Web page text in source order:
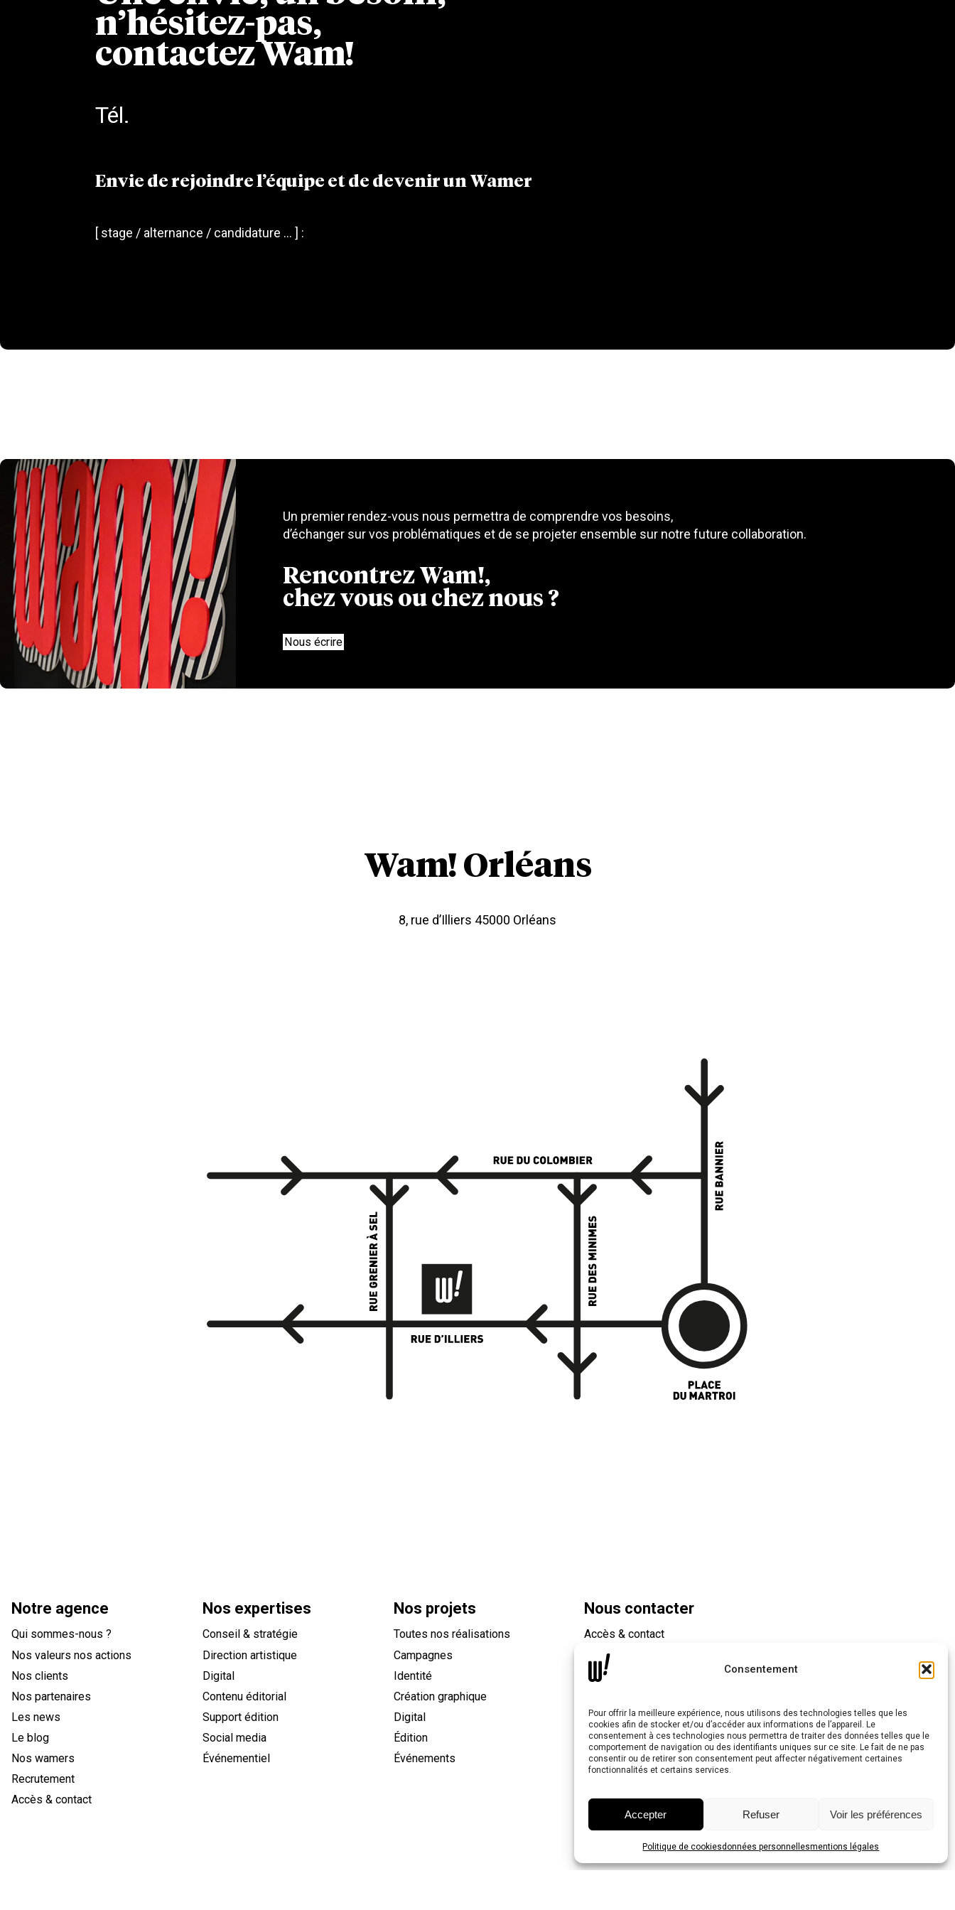
Consentement
Pour offrir la meilleure expérience, nous utilisons des technologies telles que les
cookies afin de stocker et/ou d’accéder aux informations de l’appareil. Le
consentement à ces technologies nous permettra de traiter des données telles que le
comportement de navigation ou des identifiants uniques sur ce site. Le fait de ne pas
consentir ou de retirer son consentement peut affecter négativement certaines
fonctionnalités et certains services.
Accepter Refuser Voir les préférences
Politique de cookiesdonnées personnellesmentions légales
n’hésitez-pas,
contactez Wam!
Tél.
Envie de rejoindre l’équipe et de devenir un Wamer
[ stage / alternance / candidature … ] :
Un premier rendez-vous nous permettra de comprendre vos besoins,
d’échanger sur vos problématiques et de se projeter ensemble sur notre future collaboration.
Rencontrez Wam!,
chez vous ou chez nous ?
Nous écrire
Wam! Orléans
8, rue d’Illiers 45000 Orléans
Notre agence
Qui sommes-nous ?
Nos valeurs nos actions
Nos clients
Nos partenaires
Les news
Le blog
Nos wamers
Recrutement
Accès & contact
Nos expertises
Conseil & stratégie
Direction artistique
Digital
Contenu éditorial
Support édition
Social media
Événementiel
Nos projets
Toutes nos réalisations
Campagnes
Identité
Création graphique
Digital
Édition
Événements
Nous contacter
Accès & contact
Nous écrire
Facebook LinkedIn Instagram